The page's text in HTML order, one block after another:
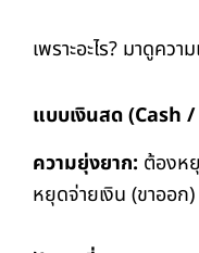
เพราะอะไร? มาดูคว
แบบเงินสด (Cash
ความยุ่งยาก: ต้องห
หยุดจ่ายเงิน (ขาออก)